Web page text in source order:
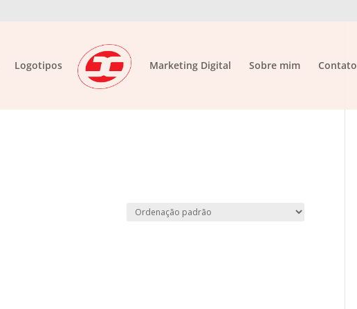
Logotipos Marketing Digital Sobre mim Contato